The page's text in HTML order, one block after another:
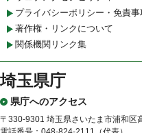
プライバシーポリシー・免責事
著作権・リンクについて
関係機関リンク集
埼玉県庁
県庁へのアクセス
〒330-9301 埼玉県さいたま市浦和区